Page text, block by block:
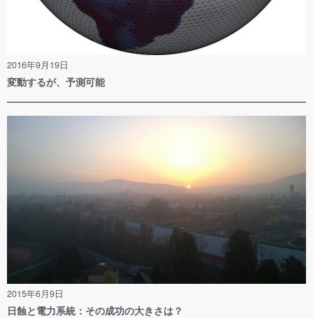
2016年9月19日
変動するが、予測可能
2015年6月9日
日蝕と電力系統：その成功の大きさは？